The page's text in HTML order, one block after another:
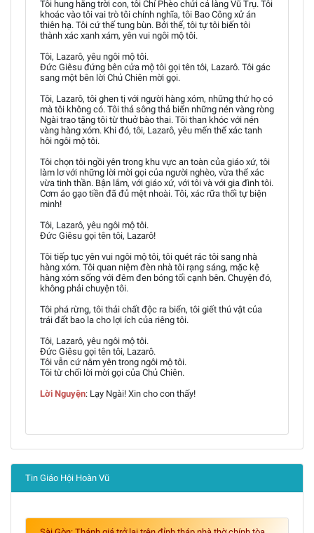
Tôi hung hăng trời con, tôi Chí Phèo chửi cả làng Vũ Trụ. Tôi
khoác vào tôi vai trò tôi chính nghĩa, tôi Bao Công xử án
thiên hạ. Tôi cứ thế tung bùn. Bởi thế, tôi tự tôi biến tôi
thành xác xanh xám, yên vui ngôi mộ tôi.
Tôi, Lazarô, yêu ngôi mộ tôi.
Đức Giêsu đứng bên cửa mộ tôi gọi tên tôi, Lazarô. Tôi gác
sang một bên lời Chủ Chiên mời gọi.
Tôi, Lazarô, tôi ghen tị với người hàng xóm, những thứ họ có
mà tôi không có. Tôi thả sông thả biển những nén vàng ròng
Ngài trao tặng tôi từ thuở bào thai. Tôi than khóc với nén
vàng hàng xóm. Khi đó, tôi, Lazarô, yêu mến thể xác tanh
hôi ngôi mộ tôi.
Tôi chọn tôi ngồi yên trong khu vực an toàn của giáo xứ, tôi
làm lơ với những lời mời gọi của người nghèo, vừa thể xác
vừa tinh thần. Bận lắm, với giáo xứ, với tôi và với gia đình tôi.
Cơm áo gạo tiền đã đủ mệt nhoài. Tôi, xác rữa thối tự biện
minh!
Tôi, Lazarô, yêu ngôi mộ tôi.
Đức Giêsu gọi tên tôi, Lazarô!
Tôi tiếp tục yên vui ngôi mộ tôi, tôi quét rác tôi sang nhà
hàng xóm. Tôi quan niệm đèn nhà tôi rạng sáng, mặc kệ
hàng xóm sống với đêm đen bóng tối cạnh bên. Chuyện đó,
không phải chuyện tôi.
Tôi phá rừng, tôi thải chất độc ra biển, tôi giết thú vật của
trái đất bao la cho lợi ích của riêng tôi.
Tôi, Lazarô, yêu ngôi mộ tôi.
Đức Giêsu gọi tên tôi, Lazarô.
Tôi vẫn cứ nằm yên trong ngôi mộ tôi.
Tôi từ chối lời mời gọi của Chủ Chiên.
Lời Nguyện: Lạy Ngài! Xin cho con thấy!
Tin Giáo Hội Hoàn Vũ